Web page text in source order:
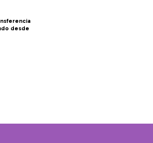
/
fricción
desde